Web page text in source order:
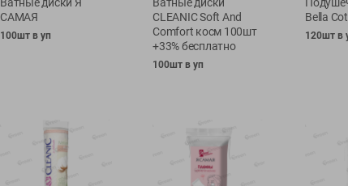
САМАЯ
100шт в уп
CLEANIC Soft And
Comfort косм 100шт
+33% бесплатно
100шт в уп
Bella
120шт в